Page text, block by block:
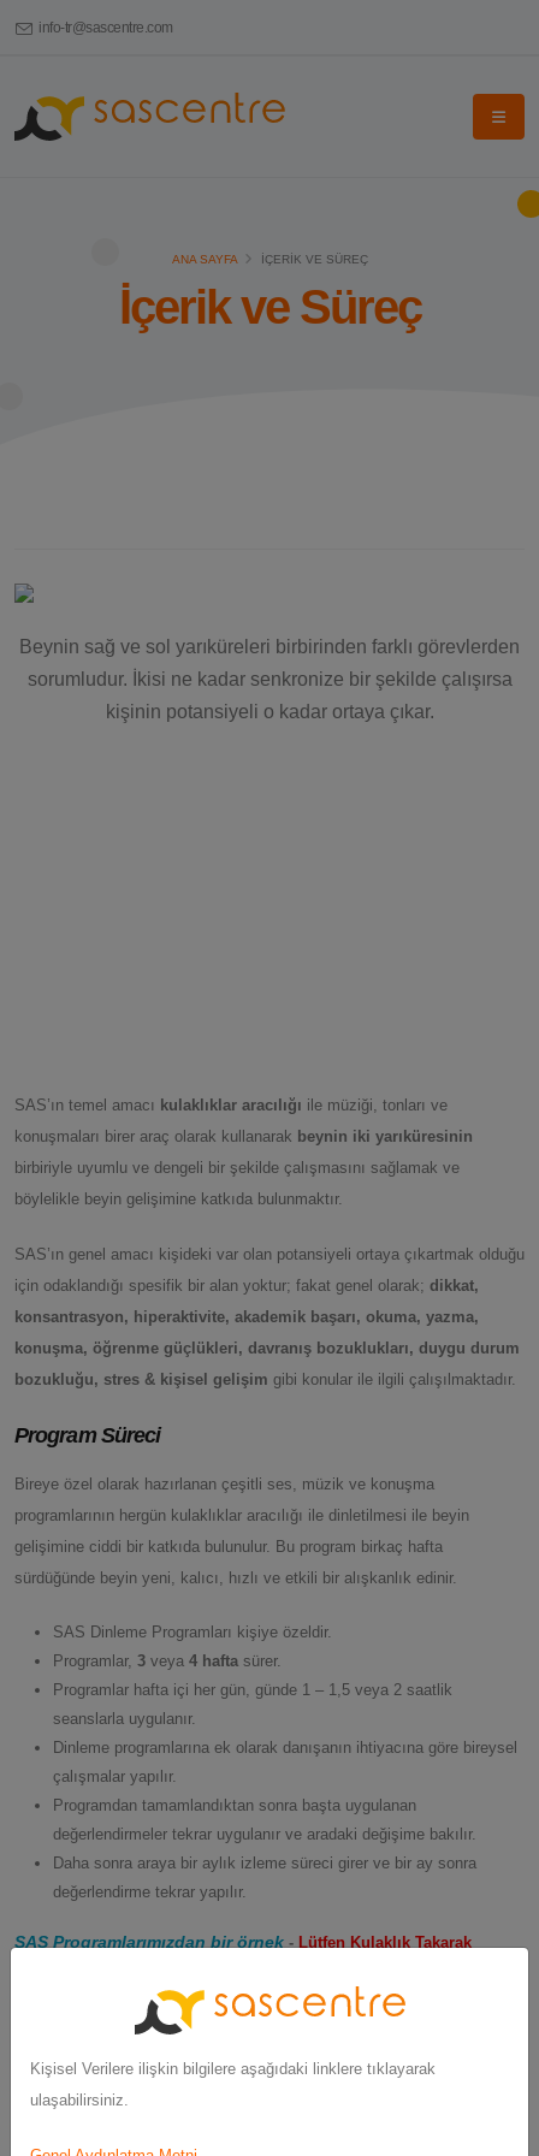
info-tr@sascentre.com
ANA SAYFA İÇERIK VE SÜREÇ
İçerik ve Süreç
Beynin sağ ve sol yarıküreleri birbirinden farklı görevlerden
sorumludur. İkisi ne kadar senkronize bir şekilde çalışırsa
kişinin potansiyeli o kadar ortaya çıkar.
SAS’ın temel amacı kulaklıklar aracılığı ile müziği, tonları ve
konuşmaları birer araç olarak kullanarak beynin iki yarıküresinin
birbiriyle uyumlu ve dengeli bir şekilde çalışmasını sağlamak ve
böylelikle beyin gelişimine katkıda bulunmaktır.
SAS’ın genel amacı kişideki var olan potansiyeli ortaya çıkartmak olduğu
için odaklandığı spesifik bir alan yoktur; fakat genel olarak; dikkat,
konsantrasyon, hiperaktivite, akademik başarı, okuma, yazma,
konuşma, öğrenme güçlükleri, davranış bozuklukları, duygu durum
bozukluğu, stres & kişisel gelişim gibi konular ile ilgili çalışılmaktadır.
Program Süreci
Bireye özel olarak hazırlanan çeşitli ses, müzik ve konuşma
programlarının hergün kulaklıklar aracılığı ile dinletilmesi ile beyin
gelişimine ciddi bir katkıda bulunulur. Bu program birkaç hafta
sürdüğünde beyin yeni, kalıcı, hızlı ve etkili bir alışkanlık edinir.
SAS Dinleme Programları kişiye özeldir.
Programlar, 3 veya 4 hafta sürer.
Programlar hafta içi her gün, günde 1 – 1,5 veya 2 saatlik
seanslarla uygulanır.
Dinleme programlarına ek olarak danışanın ihtiyacına göre bireysel
çalışmalar yapılır.
Programdan tamamlandıktan sonra başta uygulanan
değerlendirmeler tekrar uygulanır ve aradaki değişime bakılır.
Daha sonra araya bir aylık izleme süreci girer ve bir ay sonra
değerlendirme tekrar yapılır.
SAS Programlarımızdan bir örnek-Lütfen Kulaklık Takarak
SAS Örnek Dinleti
Kişisel Verilere ilişkin bilgilere aşağıdaki linklere tıklayarak
ulaşabilirsiniz.